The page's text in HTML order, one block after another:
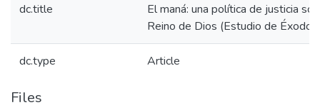
dc.title
El maná: una política de justicia
Reino de Dios (Estudio de Éxodo
dc.type Article
Files